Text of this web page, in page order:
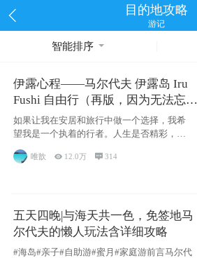
目的地攻略
游记
智能排序
伊露心程——马尔代夫 伊露岛 Iru
Fushi 自由行（再版，因为无法忘却
的留恋）
如果让我在安居和旅行中做一个选择，我希
望我是一个执着的行者。人生是否精彩，都
源于自己
唯歆  12.0万  314
五天四晚|与海天共一色，免签地马
尔代夫的懒人玩法含详细攻略
#海岛#亲子#自助游#蜜月#家庭游前言马尔代